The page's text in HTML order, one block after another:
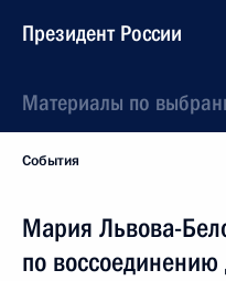
Президент России
Материалы по
События
Мария Львова-
по